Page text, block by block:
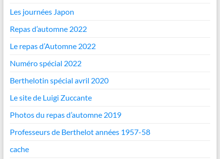
Les journées Japon
Repas d’automne 2022
Le repas d’Automne 2022
Numéro spécial 2022
Berthelotin spécial avril 2020
Le site de Luigi Zuccante
Photos du repas d’automne 2019
Professeurs de Berthelot années 1957-58
cache